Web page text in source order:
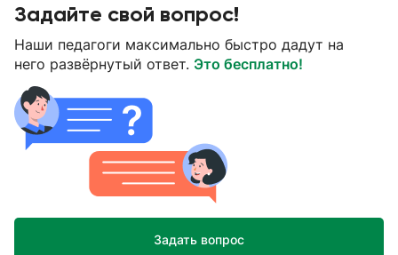
Задайте свой вопрос!
Наши педагоги максимально быстро дадут на
него развёрнутый ответ. Это бесплатно!
Задать вопрос